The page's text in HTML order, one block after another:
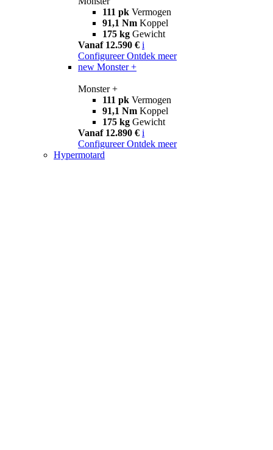
111 pk Vermogen
91,1 Nm Koppel
175 kg Gewicht
Vanaf 12.590 € i
Configureer Ontdek meer
new Monster +
Monster +
111 pk Vermogen
91,1 Nm Koppel
175 kg Gewicht
Vanaf 12.890 € i
Configureer Ontdek meer
Hypermotard